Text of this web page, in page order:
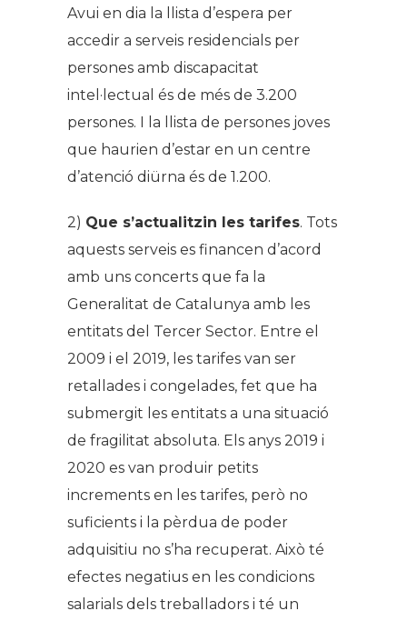
Avui en dia la llista d’espera per
accedir a serveis residencials per
persones amb discapacitat
intel·lectual és de més de 3.200
persones. I la llista de persones joves
que haurien d’estar en un centre
d’atenció diürna és de 1.200.
2) Que s’actualitzin les tarifes. Tots
aquests serveis es financen d’acord
amb uns concerts que fa la
Generalitat de Catalunya amb les
entitats del Tercer Sector. Entre el
2009 i el 2019, les tarifes van ser
retallades i congelades, fet que ha
submergit les entitats a una situació
de fragilitat absoluta. Els anys 2019 i
2020 es van produir petits
increments en les tarifes, però no
suficients i la pèrdua de poder
adquisitiu no s’ha recuperat. Això té
efectes negatius en les condicions
salarials dels treballadors i té un